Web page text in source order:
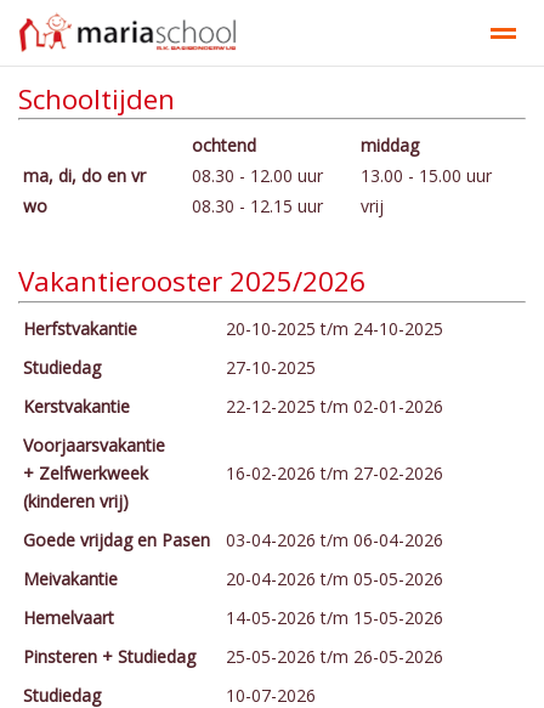
Onze school Ons onderwijs
Schooltijden
ochtend
middag
ma, di, do en vr
08.30 - 12.00 uur
13.00 - 15.00 uur
wo
08.30 - 12.15 uur vrij
Vakantierooster 2025/2026
Herfstvakantie
20-10-2025 t/m 24-10-2025
Studiedag
27-10-2025
Kerstvakantie
22-12-2025 t/m 02-01-2026
Voorjaarsvakantie
+ Zelfwerkweek
(kinderen vrij)
16-02-2026 t/m 27-02-2026
Goede vrijdag en Pasen
03-04-2026 t/m 06-04-2026
Meivakantie
20-04-2026 t/m 05-05-2026
Hemelvaart
14-05-2026 t/m 15-05-2026
Pinsteren + Studiedag
25-05-2026 t/m 26-05-2026
Studiedag
10-07-2026